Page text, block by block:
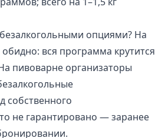
опциями? На
вся программа крутится
пивоварне организаторы
собственного
не гарантировано — заранее